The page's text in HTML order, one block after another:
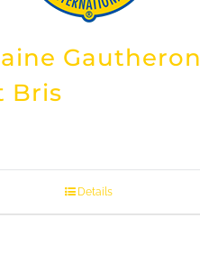
Gautheron
Bris
Details